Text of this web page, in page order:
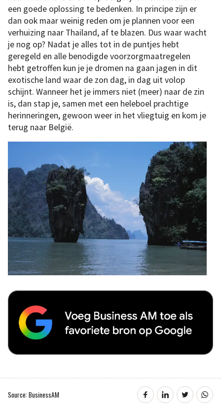
een goede oplossing te bedenken. In principe zijn er
dan ook maar weinig reden om je plannen voor een
verhuizing naar Thailand, af te blazen. Dus waar wacht
je nog op? Nadat je alles tot in de puntjes hebt
geregeld en alle benodigde voorzorgmaatregelen
hebt getroffen kun je je dromen na gaan jagen in dit
exotische land waar de zon dag, in dag uit volop
schijnt. Wanneer het je immers niet (meer) naar de zin
is, dan stap je, samen met een heleboel prachtige
herinneringen, gewoon weer in het vliegtuig en kom je
terug naar België.
Source: BusinessAM